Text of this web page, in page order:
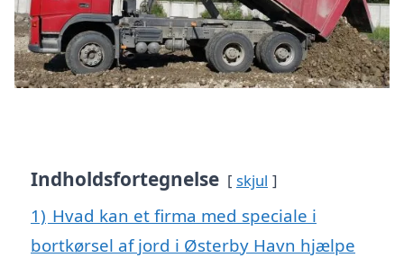
Indholdsfortegnelse skjul
1) Hvad kan et firma med speciale i
bortkørsel af jord i Østerby Havn hjælpe